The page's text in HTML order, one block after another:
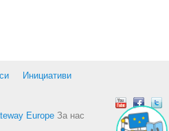
Инициативи
Europe За нас